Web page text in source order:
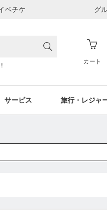
ベチケ グ
カート
サービス 旅行・レジャ